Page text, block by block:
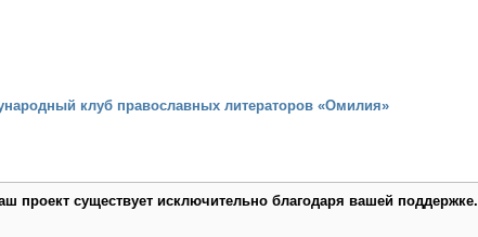
клуб православных литераторов «Омилия»
проект существует исключительно благодаря вашей поддержке.